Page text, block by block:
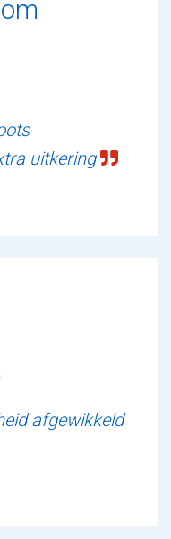
uitkering
afgewikkeld